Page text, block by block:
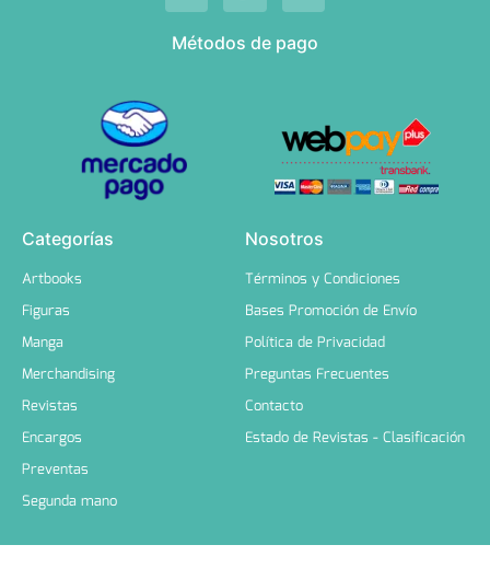
Métodos de pago
Categorías
Artbooks
Figuras
Manga
Merchandising
Revistas
Encargos
Preventas
Segunda mano
Nosotros
Términos y Condiciones
Bases Promoción de Envío
Política de Privacidad
Preguntas Frecuentes
Contacto
Estado de Revistas - Clasificación